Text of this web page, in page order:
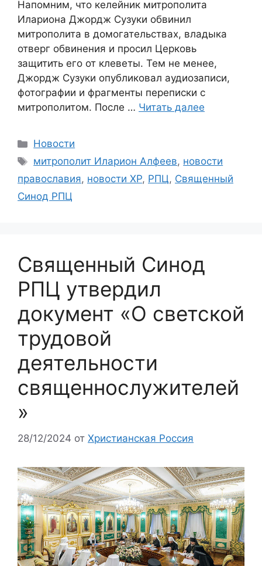
Напомним, что келейник митрополита
Илариона Джордж Сузуки обвинил
митрополита в домогательствах, владыка
отверг обвинения и просил Церковь
защитить его от клеветы. Тем не менее,
Джордж Сузуки опубликовал аудиозаписи,
фотографии и фрагменты переписки с
митрополитом. После … Читать далее
Рубрики
Новости
Метки
митрополит Иларион Алфеев, новости
православия, новости ХР, РПЦ, Священный
Синод РПЦ
Священный Синод
РПЦ утвердил
документ «О светской
трудовой
деятельности
священнослужителей
»
28/12/2024 от Христианская Россия